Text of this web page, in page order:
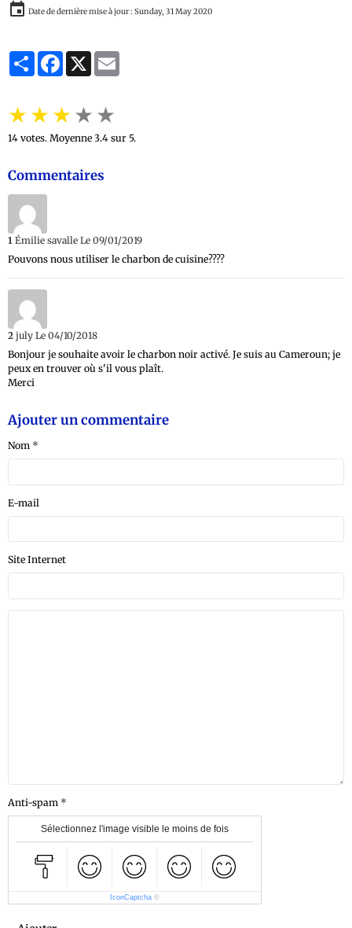
Date de dernière mise à jour : Sunday, 31 May 2020
PartagerFacebook
X
★★★★★
14 votes. Moyenne 3.4 sur 5.
Commentaires
1 Émilie savalle Le 09/01/2019
Pouvons nous utiliser le charbon de cuisine????
2 july Le 04/10/2018
Bonjour je souhaite avoir le charbon noir activé. Je suis au Cameroun; je
peux en trouver où s'il vous plaît.
Merci
Ajouter un commentaire
Nom
E-mail
Site Internet
Anti-spam
Sélectionnez l'image visible le moins de fois
IconCaptcha ©